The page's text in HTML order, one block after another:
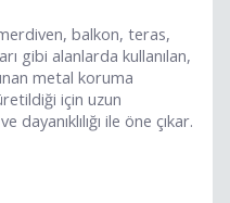
balkon, teras,
gibi alanlarda kullanılan,
metal koruma
için uzun
ile öne çıkar.